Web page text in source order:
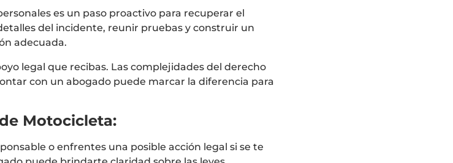
es un paso proactivo para recuperar el
del incidente, reunir pruebas y construir un
adecuada.
legal que recibas. Las complejidades del derecho
con un abogado puede marcar la diferencia para
Motocicleta:
o enfrentes una posible acción legal si se te